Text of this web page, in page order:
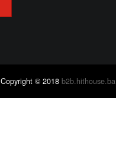
Copyright © 2018 b2b.hithouse.ba